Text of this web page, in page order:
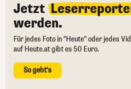
Jetzt
werden.
Für jedes Foto in "Heute" oder jedes
auf Heute.at gibt es 50 Euro.
So geht's